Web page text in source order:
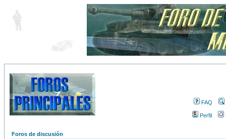
FAQ
Perfil
Foros de discusión